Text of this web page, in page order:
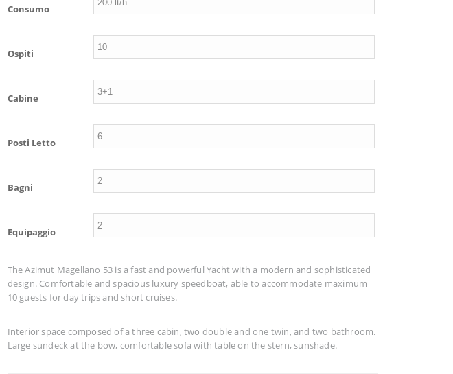
Consumo
Ospiti
Cabine
Posti Letto
Bagni
Equipaggio
The Azimut Magellano 53 is a fast and powerful Yacht with a modern and sophisticated
design. Comfortable and spacious luxury speedboat, able to accommodate maximum
10 guests for day trips and short cruises.
Interior space composed of a three cabin, two double and one twin, and two bathroom.
Large sundeck at the bow, comfortable sofa with table on the stern, sunshade.